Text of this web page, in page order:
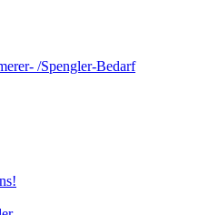
/Spengler-Bedarf